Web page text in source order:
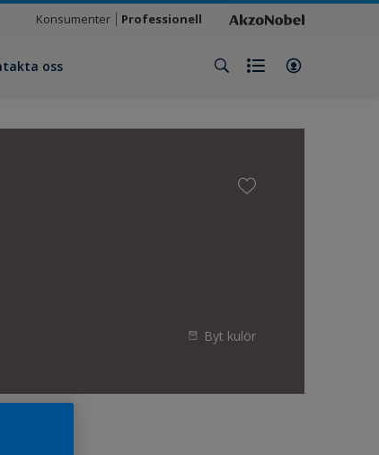
Konsumenter Professionell
oss
Byt kulör